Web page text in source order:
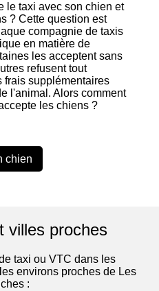
le taxi avec son chien et
? Cette question est
compagnie de taxis
en matière de
les acceptent sans
refusent tout
frais supplémentaires
l'animal. Alors comment
les chiens ?
chien
villes proches
taxi ou VTC dans les
environs proches de Les
: